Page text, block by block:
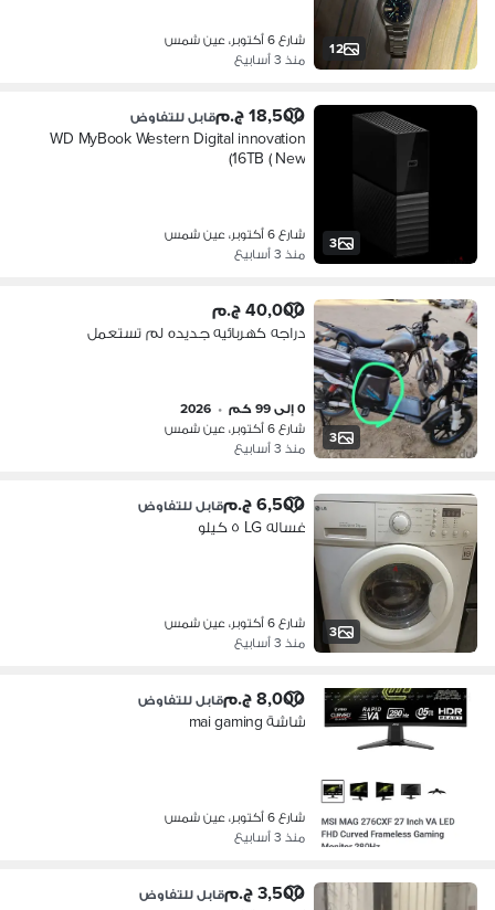
12
شارع 6 أكتوبر، عين شمس
منذ 3 أسابيع
3
18,500 ج.م قابل للتفاوض
WD MyBook Western Digital innovation
16TB ( New)
شارع 6 أكتوبر، عين شمس
منذ 3 أسابيع
3
40,000 ج.م
دراجه كهربائيه جديده لم تستعمل
0 إلى 99 كم •
2026
شارع 6 أكتوبر، عين شمس
منذ 3 أسابيع
3
6,500 ج.م قابل للتفاوض
غساله LG ٥ كيلو
شارع 6 أكتوبر، عين شمس
منذ 3 أسابيع
8,000 ج.م قابل للتفاوض
شاشة mai gaming
شارع 6 أكتوبر، عين شمس
منذ 3 أسابيع
3,500 ج.م قابل للتفاوض